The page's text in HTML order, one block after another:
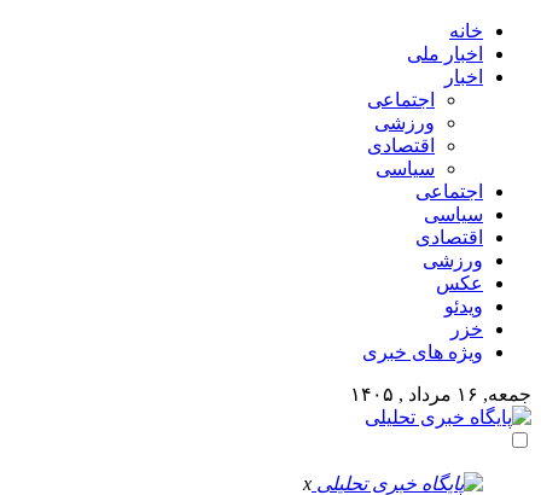
خانه
اخبار ملی
اخبار
اجتماعی
ورزشی
اقتصادی
سیاسی
اجتماعی
سیاسی
اقتصادی
ورزشی
عکس
ویدئو
خزر
ویژه های خبری
جمعه, ۱۶ مرداد , ۱۴۰۵
x